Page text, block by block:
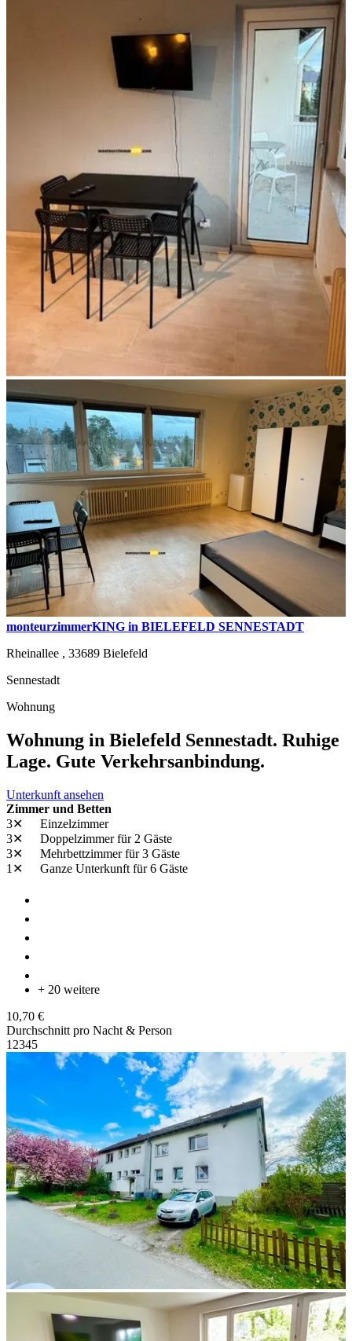
monteurzimmerKING in BIELEFELD SENNESTADT
Rheinallee , 33689 Bielefeld
Sennestadt
Wohnung
Wohnung in Bielefeld Sennestadt. Ruhige
Lage. Gute Verkehrsanbindung.
Unterkunft ansehen
Zimmer und Betten
3✕
Einzelzimmer
3✕
Doppelzimmerfür 2 Gäste
3✕
Mehrbettzimmerfür 3 Gäste
1✕
Ganze Unterkunft für 6 Gäste
+ 20 weitere
10,70 €
Durchschnitt pro Nacht & Person
1 2345